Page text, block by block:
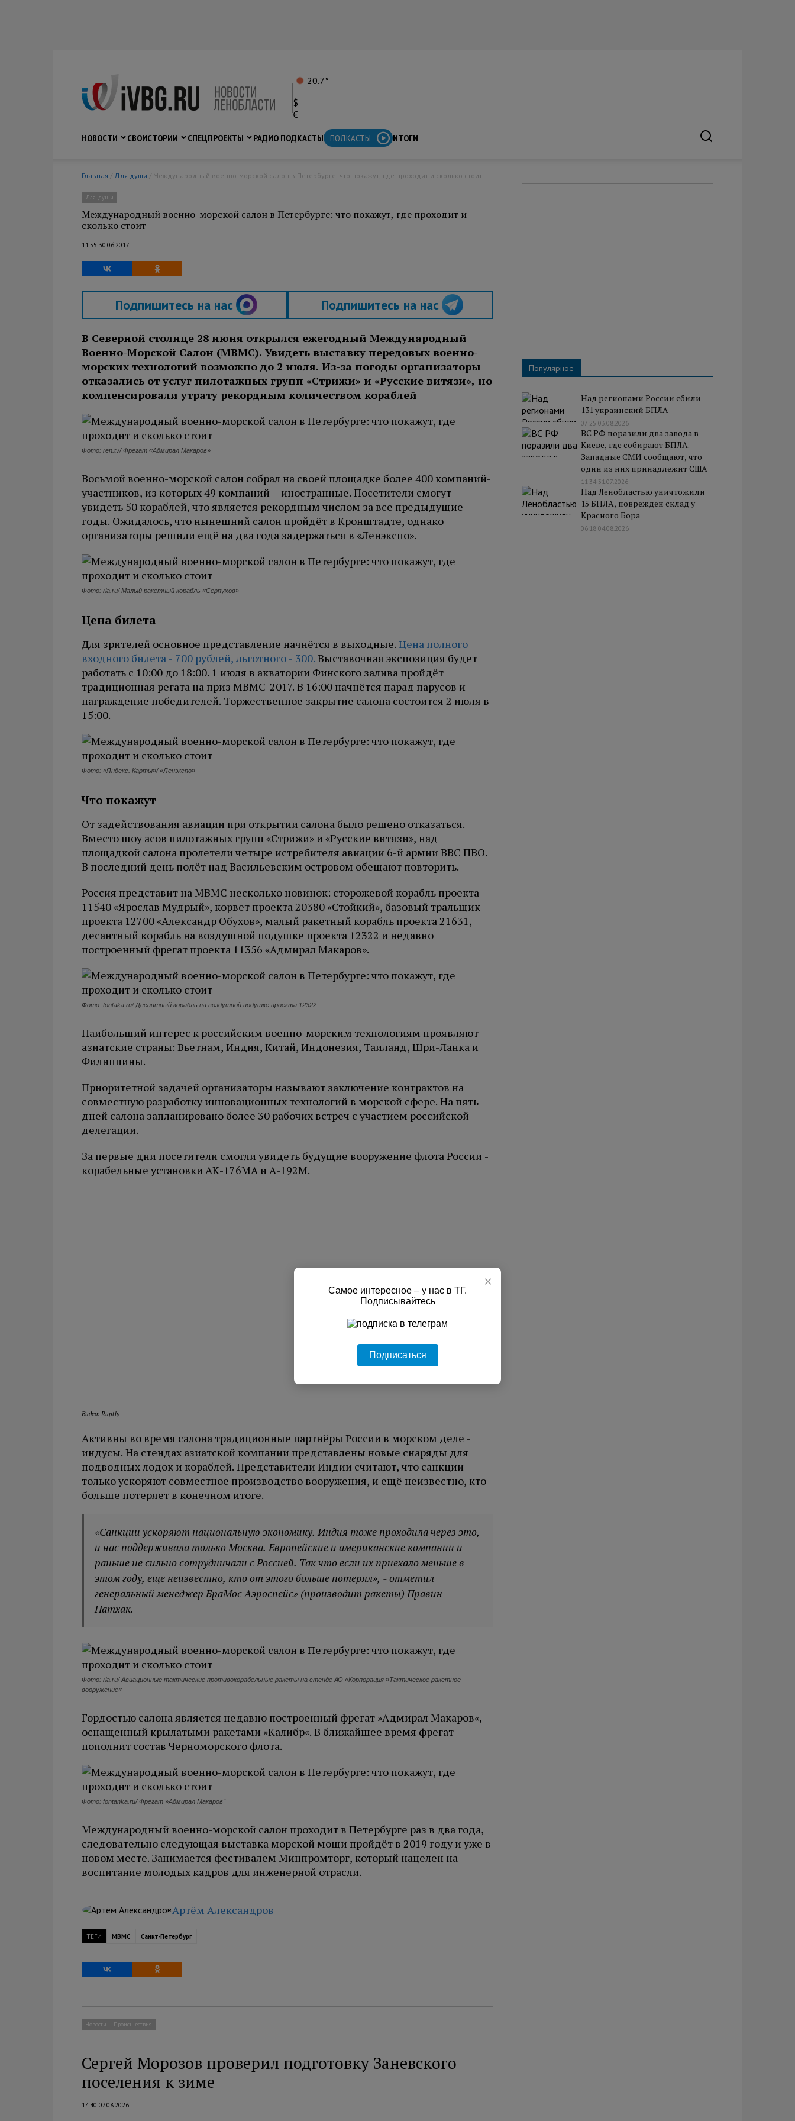
20.7°
$
€
НОВОСТИ
СВОИСТОРИИ СПЕЦПРОЕКТЫ РАДИО ПОДКАСТЫ ПОДКАСТЫ ИТОГИ
Главная / Для души / Международный военно-морской салон в Петербурге: что покажут, где проходит и сколько стоит
Для души
Международный военно-морской салон в Петербурге: что покажут, где проходит и
сколько стоит
11:55 30.06.2017
Подпишитесь на нас Подпишитесь на нас
В Северной столице 28 июня открылся ежегодный Международный
Военно-Морской Салон (МВМС). Увидеть выставку передовых военно-
морских технологий возможно до 2 июля. Из-за погоды организаторы
отказались от услуг пилотажных групп «Стрижи» и «Русские витязи», но
компенсировали утрату рекордным количеством кораблей
Фото: ren.tv/ Фрегат «Адмирал Макаров»
Восьмой военно-морской салон собрал на своей площадке более 400 компаний-
участников, из которых 49 компаний – иностранные. Посетители смогут
увидеть 50 кораблей, что является рекордным числом за все предыдущие
годы. Ожидалось, что нынешний салон пройдёт в Кронштадте, однако
организаторы решили ещё на два года задержаться в «Ленэкспо».
Фото: ria.ru/ Малый ракетный корабль «Серпухов»
Цена билета
Для зрителей основное представление начнётся в выходные. Цена полного
входного билета - 700 рублей, льготного - 300. Выставочная экспозиция будет
работать с 10:00 до 18:00. 1 июля в акватории Финского залива пройдёт
традиционная регата на приз МВМС-2017. В 16:00 начнётся парад парусов и
награждение победителей. Торжественное закрытие салона состоится 2 июля в
15:00.
Фото: «Яндекс. Карты»/ «Ленэкспо»
Что покажут
От задействования авиации при открытии салона было решено отказаться.
Вместо шоу асов пилотажных групп «Стрижи» и «Русские витязи», над
площадкой салона пролетели четыре истребителя авиации 6-й армии ВВС ПВО.
В последний день полёт над Васильевским островом обещают повторить.
Россия представит на МВМС несколько новинок: сторожевой корабль проекта
11540 «Ярослав Мудрый», корвет проекта 20380 «Стойкий», базовый тральщик
проекта 12700 «Александр Обухов», малый ракетный корабль проекта 21631,
десантный корабль на воздушной подушке проекта 12322 и недавно
построенный фрегат проекта 11356 «Адмирал Макаров».
Фото: fontaka.ru/ Десантный корабль на воздушной подушке проекта 12322
Наибольший интерес к российским военно-морским технологиям проявляют
азиатские страны: Вьетнам, Индия, Китай, Индонезия, Таиланд, Шри-Ланка и
Филиппины.
Приоритетной задачей организаторы называют заключение контрактов на
совместную разработку инновационных технологий в морской сфере. На пять
дней салона запланировано более 30 рабочих встреч с участием российской
делегации.
За первые дни посетители смогли увидеть будущие вооружение флота России -
корабельные установки АК-176МА и А-192М.
Видео: Ruptly
Активны во время салона традиционные партнёры России в морском деле -
индусы. На стендах азиатской компании представлены новые снаряды для
подводных лодок и кораблей. Представители Индии считают, что санкции
только ускоряют совместное производство вооружения, и ещё неизвестно, кто
больше потеряет в конечном итоге.
«Санкции ускоряют национальную экономику. Индия тоже проходила через это,
и нас поддерживала только Москва. Европейские и американские компании и
раньше не сильно сотрудничали с Россией. Так что если их приехало меньше в
этом году, еще неизвестно, кто от этого больше потерял», - отметил
генеральный менеджер БраМос Аэроспейс» (производит ракеты) Правин
Патхак.
Фото: ria.ru/ Авиационные тактические противокорабельные ракеты на стенде АО «Корпорация »Тактическое ракетное
вооружение«
Гордостью салона является недавно построенный фрегат »Адмирал Макаров«,
оснащенный крылатыми ракетами »Калибр«. В ближайшее время фрегат
пополнит состав Черноморского флота.
Фото: fontanka.ru/ Фрегат »Адмирал Макаров"
Международный военно-морской салон проходит в Петербурге раз в два года,
следовательно следующая выставка морской мощи пройдёт в 2019 году и уже в
новом месте. Занимается фестивалем Минпромторг, который нацелен на
воспитание молодых кадров для инженерной отрасли.
Артём Александров
ТЕГИ МВМС Санкт-Петербург
Новости Происшествия
Сергей Морозов проверил подготовку Заневского
поселения к зиме
14:40 07.08.2026
Популярное
Над регионами России сбили
131 украинский БПЛА
07:25 03.08.2026
ВС РФ поразили два завода в
Киеве, где собирают БПЛА.
Западные СМИ сообщают, что
один из них принадлежит США
11:34 31.07.2026
Над Ленобластью уничтожили
15 БПЛА, поврежден склад у
Красного Бора
06:18 04.08.2026
×
Самое интересное – у нас в ТГ.
Подписывайтесь
Подписаться